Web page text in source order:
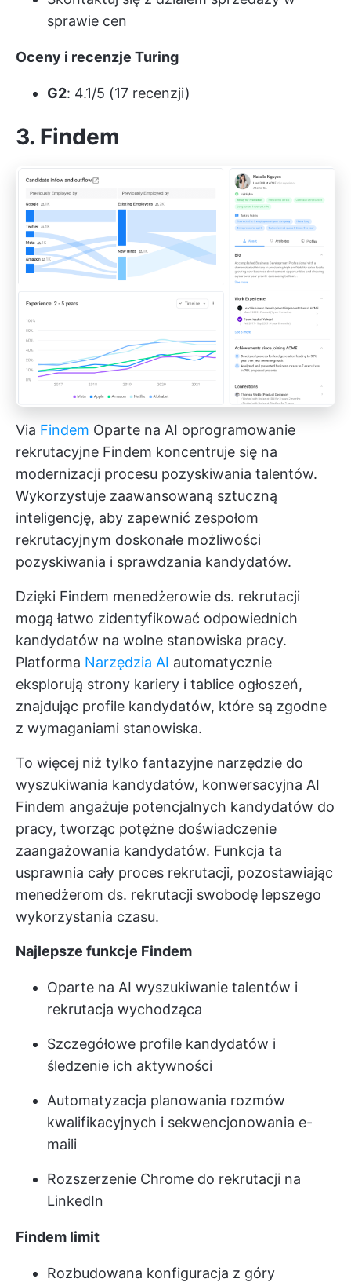
sprawie cen
Oceny i recenzje Turing
G2: 4.1/5 (17 recenzji)
3. Findem
Via Findem Oparte na AI oprogramowanie
rekrutacyjne Findem koncentruje się na
modernizacji procesu pozyskiwania talentów.
Wykorzystuje zaawansowaną sztuczną
inteligencję, aby zapewnić zespołom
rekrutacyjnym doskonałe możliwości
pozyskiwania i sprawdzania kandydatów.
Dzięki Findem menedżerowie ds. rekrutacji
mogą łatwo zidentyfikować odpowiednich
kandydatów na wolne stanowiska pracy.
Platforma Narzędzia AI automatycznie
eksplorują strony kariery i tablice ogłoszeń,
znajdując profile kandydatów, które są zgodne
z wymaganiami stanowiska.
To więcej niż tylko fantazyjne narzędzie do
wyszukiwania kandydatów, konwersacyjna AI
Findem angażuje potencjalnych kandydatów do
pracy, tworząc potężne doświadczenie
zaangażowania kandydatów. Funkcja ta
usprawnia cały proces rekrutacji, pozostawiając
menedżerom ds. rekrutacji swobodę lepszego
wykorzystania czasu.
Najlepsze funkcje Findem
Oparte na AI wyszukiwanie talentów i
rekrutacja wychodząca
Szczegółowe profile kandydatów i
śledzenie ich aktywności
Automatyzacja planowania rozmów
kwalifikacyjnych i sekwencjonowania e-
maili
Rozszerzenie Chrome do rekrutacji na
LinkedIn
Findem limit
Rozbudowana konfiguracja z góry